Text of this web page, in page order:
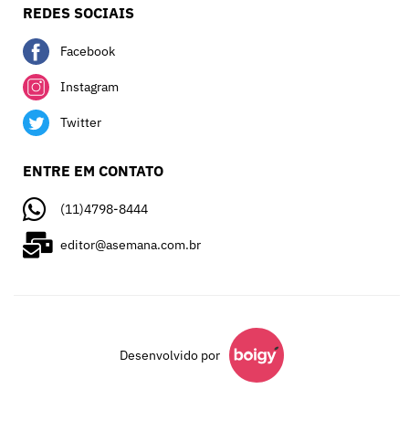
REDES SOCIAIS
Facebook
Instagram
Twitter
ENTRE EM CONTATO
(11)4798-8444
editor@asemana.com.br
Desenvolvido por